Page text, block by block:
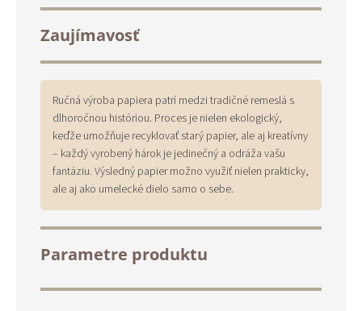
Zaujímavosť
Ručná výroba papiera patrí medzi tradičné remeslá s
dlhoročnou históriou. Proces je nielen ekologický,
keďže umožňuje recyklovať starý papier, ale aj kreatívny
– každý vyrobený hárok je jedinečný a odráža vašu
fantáziu. Výsledný papier možno využiť nielen prakticky,
ale aj ako umelecké dielo samo o sebe.
Parametre produktu